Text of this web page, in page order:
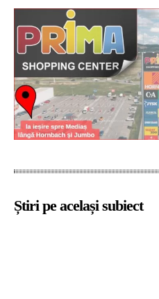
Știri pe același subiect